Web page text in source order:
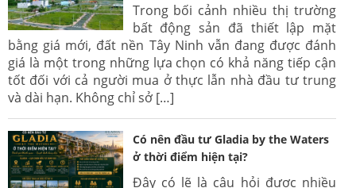
Trong bối cảnh nhiều thị trường
bất động sản đã thiết lập mặt
bằng giá mới, đất nền Tây Ninh vẫn đang được đánh
giá là một trong những lựa chọn có khả năng tiếp cận
tốt đối với cả người mua ở thực lẫn nhà đầu tư trung
và dài hạn. Không chỉ sở […]
Có nên đầu tư Gladia by the Waters
ở thời điểm hiện tại?
Đây có lẽ là câu hỏi được nhiều